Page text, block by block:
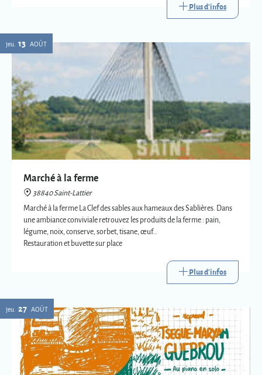
Plus d'infos
jeu. 13 AOÛT
Marché à la ferme
38840 Saint-Lattier
Marché à la ferme La Clef des sables aux hameaux des Sablières. Dans
une ambiance conviviale retrouvez les produits de la ferme : pain,
légume, noix, conserve, sorbet, tisane, œuf…
Restauration et buvette sur place
Plus d'infos
jeu. 27 AOÛT